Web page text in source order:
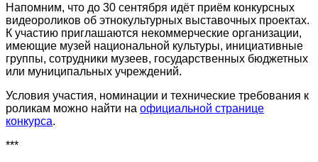
Напомним, что до 30 сентября идёт приём конкурсных
видеороликов об этнокультурных выставочных проектах.
К участию приглашаются некоммерческие организации,
имеющие музей национальной культуры, инициативные
группы, сотрудники музеев, государственных бюджетных
или муниципальных учреждений.
Условия участия, номинации и технические требования к
роликам можно найти на официальной странице
конкурса.
***